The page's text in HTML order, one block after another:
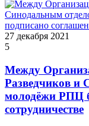
27 декабря 2021
5
Между
Разведчиков и
молодёжи РПЦ
сотрудничестве